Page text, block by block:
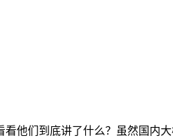
们到底讲了什么？虽然国内